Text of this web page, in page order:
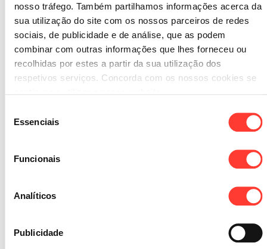
nosso tráfego. Também partilhamos informações acerca da
sua utilização do site com os nossos parceiros de redes
sociais, de publicidade e de análise, que as podem
combinar com outras informações que lhes forneceu ou
recolhidas por estes a partir da sua utilização dos
respetivos serviços. Concorda com os nossos cookies se
Essenciais
Funcionais
Analíticos
Publicidade
APPS QUE AJUDAM A
TER AS SUAS CONTAS
EM ORDEM